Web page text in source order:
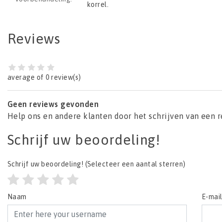
korrel.
Reviews
average of 0 review(s)
Geen reviews gevonden
Help ons en andere klanten door het schrijven van een
Schrijf uw beoordeling!
Schrijf uw beoordeling! (Selecteer een aantal sterren)
Naam E-mail